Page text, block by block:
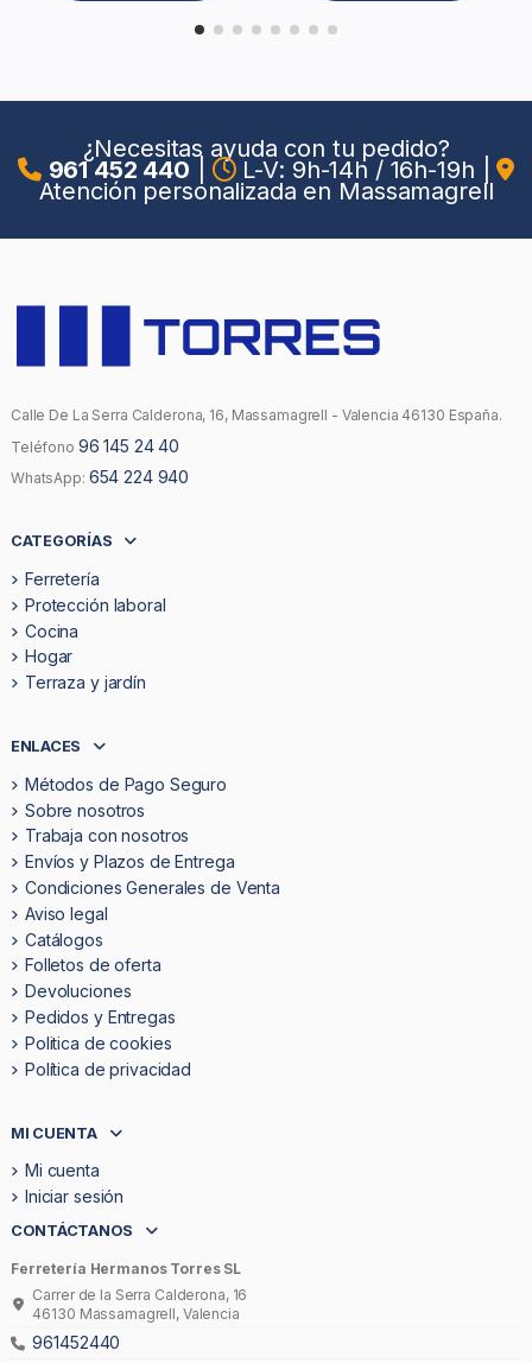
¿Necesitas ayuda con tu pedido?
961 452 440 L-V: 9h-14h / 16h-19h
Atención personalizada en Massamagrell
Calle De La Serra Calderona, 16, Massamagrell - Valencia 46130 España.
Teléfono 96 145 24 40
WhatsApp: 654 224 940
CATEGORÍAS
Ferretería
Protección laboral
Cocina
Hogar
Terraza y jardín
ENLACES
Métodos de Pago Seguro
Sobre nosotros
Trabaja con nosotros
Envíos y Plazos de Entrega
Condiciones Generales de Venta
Aviso legal
Catálogos
Folletos de oferta
Devoluciones
Pedidos y Entregas
Politica de cookies
Política de privacidad
MI CUENTA
Mi cuenta
Iniciar sesión
CONTÁCTANOS
Ferretería Hermanos Torres SL
Carrer de la Serra Calderona, 16
46130 Massamagrell, Valencia
961452440